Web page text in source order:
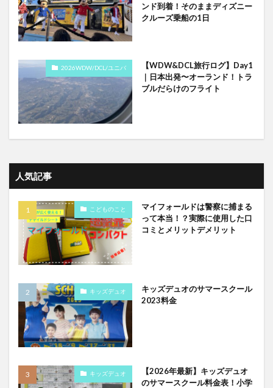
ンド到着！そのままディズニー
クルーズ乗船の1日
2026WDW/DCL/ユニバ
【WDW&DCL旅行ログ】Day1
｜日本出発〜オーランド！トラ
ブルだらけのフライト
人気記事
こどものこと
マイフォールドは警察に捕まる
って本当！？実際に使用した口
コミとメリットデメリット
キッズデュオ
キッズデュオのサマースクール
2023料金
キッズデュオ
【2026年最新】キッズデュオ
のサマースクール料金表！小学